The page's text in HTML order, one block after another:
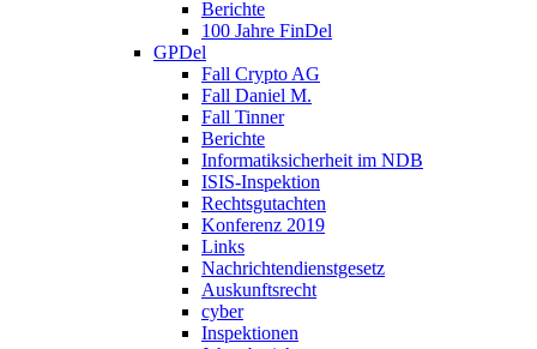
Berichte
100 Jahre FinDel
GPDel
Fall Crypto AG
Fall Daniel M.
Fall Tinner
Berichte
Informatiksicherheit ­im NDB
ISIS-Inspektion
Rechtsgutachten
Konferenz 2019
Links
Nachrichtendienstgesetz
Auskunftsrecht
cyber
Inspektionen